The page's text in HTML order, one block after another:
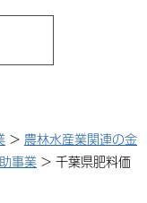
> 農林水産業関連の金
事業 > 千葉県肥料価